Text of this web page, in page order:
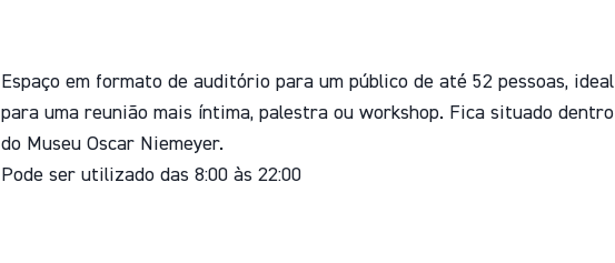
Espaço em formato de auditório para um público de até 52 pessoas, ideal
para uma reunião mais íntima, palestra ou workshop. Fica situado dentro
do Museu Oscar Niemeyer.
Pode ser utilizado das 8:00 às 22:00